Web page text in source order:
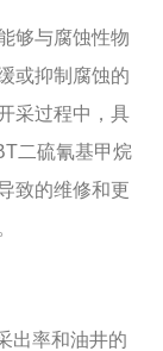
够与腐蚀性物
或抑制腐蚀的
采过程中，具
二硫氰基甲烷
致的维修和更
出率和油井的